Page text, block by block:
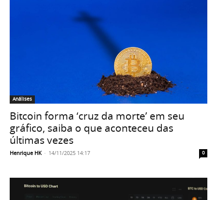
Análises
Bitcoin forma ‘cruz da morte’ em seu
gráfico, saiba o que aconteceu das
últimas vezes
Henrique HK - 14/11/2025 14:17 0